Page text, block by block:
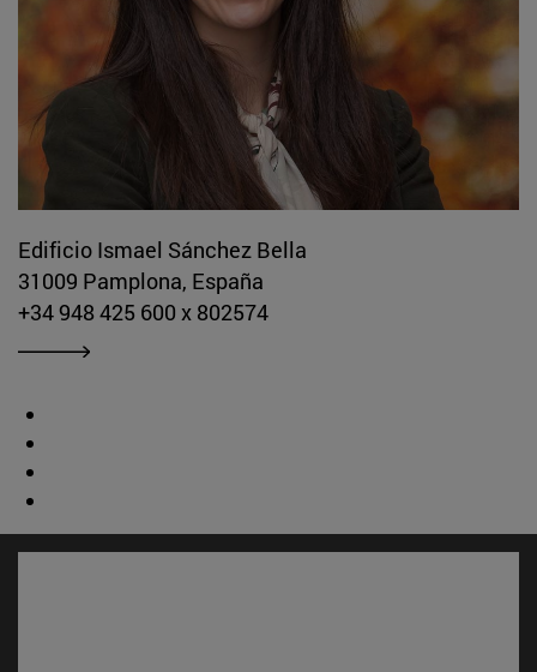
Edificio Ismael Sánchez Bella
31009 Pamplona, España
+34 948 425 600 x 802574